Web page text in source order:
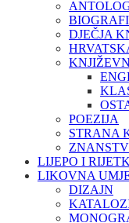
DJEČJA
POEZIJA
STRANA
LIJEPO I
LIKOVNA
DIZAJN